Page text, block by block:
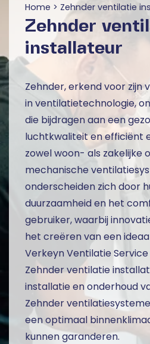
Home > Zehnder ventilatie
Zehnder
installateur
Zehnder, erkend voor zijn
in ventilatietechnologie,
die bijdragen aan een
luchtkwaliteit en efficiënt
zowel woon- als zakelijke
mechanische
onderscheiden zich door
duurzaamheid en het
gebruiker, waarbij
het creëren van een
Verkeyn Ventilatie
Zehnder ventilatie
installatie en onderhoud
Zehnder
een optimaal
kunnen garanderen.